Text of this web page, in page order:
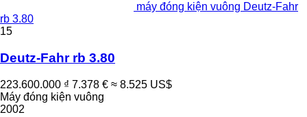
máy đóng kiện vuông Deutz-Fahr
rb 3.80
15
Deutz-Fahr rb 3.80
223.600.000 ₫ 7.378 € ≈ 8.525 US$
Máy đóng kiện vuông
2002